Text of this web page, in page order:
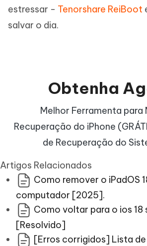
estressar - Tenorshare ReiBoot
salvar o dia.
Obtenha
Melhor Ferramenta para
Recuperação do iPhone
de Recuperação do
Artigos Relacionados
Como remover o iPadOS
computador [2025].
Como voltar para o ios 18
[Resolvido]
[Erros corrigidos] Lista